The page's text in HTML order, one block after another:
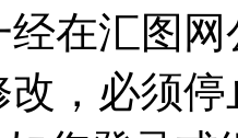
在汇图
，必须